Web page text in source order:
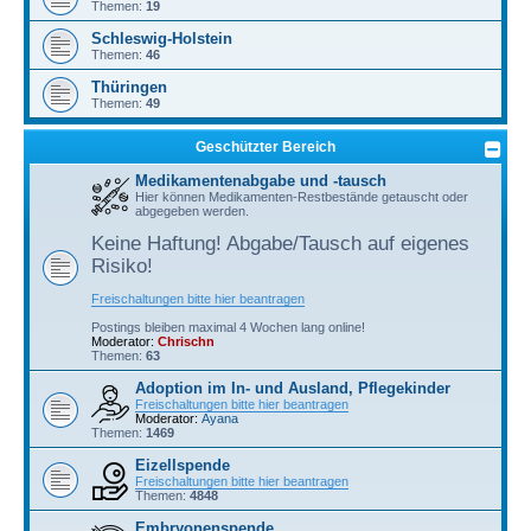
Themen: 19
Schleswig-Holstein
Themen: 46
Thüringen
Themen: 49
Geschützter Bereich
Medikamentenabgabe und -tausch
Hier können Medikamenten-Restbestände getauscht oder
abgegeben werden.
Keine Haftung! Abgabe/Tausch auf eigenes
Risiko!
Freischaltungen bitte hier beantragen
Postings bleiben maximal 4 Wochen lang online!
Moderator: Chrischn
Themen: 63
Adoption im In- und Ausland, Pflegekinder
Freischaltungen bitte hier beantragen
Moderator: Ayana
Themen: 1469
Eizellspende
Freischaltungen bitte hier beantragen
Themen: 4848